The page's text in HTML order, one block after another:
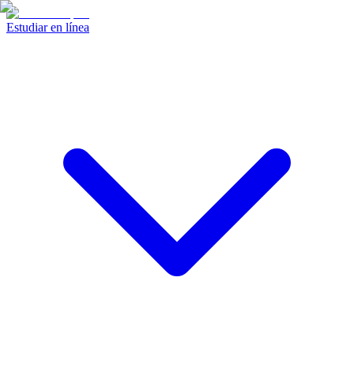
Estudiar en línea